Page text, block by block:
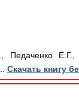
Педаченко Е.Г.,
Скачать книгу